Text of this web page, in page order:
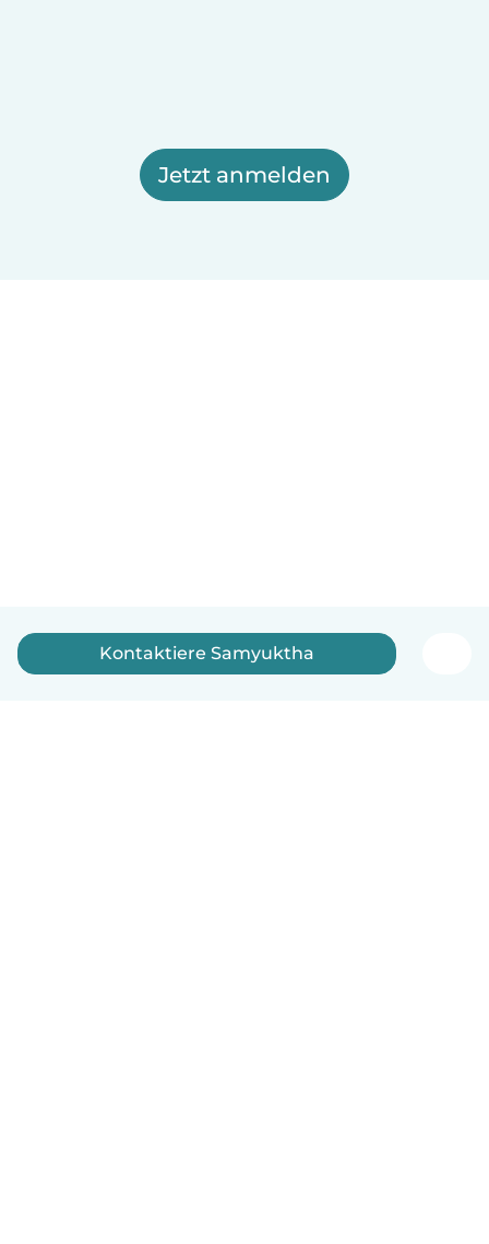
Jetzt anmelden
Kontaktiere Samyuktha